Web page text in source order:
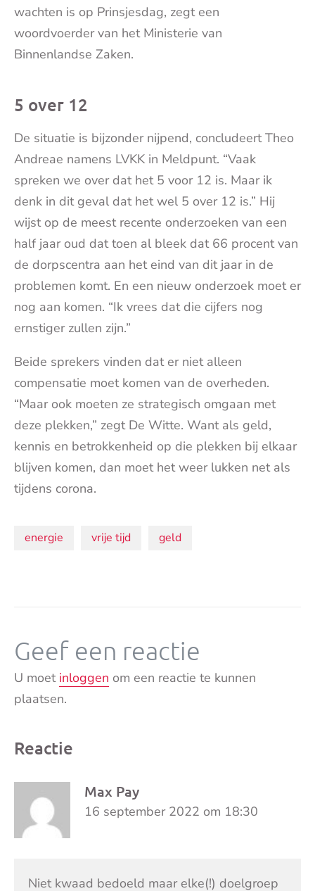
wachten is op Prinsjesdag, zegt een
woordvoerder van het Ministerie van
Binnenlandse Zaken.
5 over 12
De situatie is bijzonder nijpend, concludeert Theo
Andreae namens LVKK in Meldpunt. “Vaak
spreken we over dat het 5 voor 12 is. Maar ik
denk in dit geval dat het wel 5 over 12 is.” Hij
wijst op de meest recente onderzoeken van een
half jaar oud dat toen al bleek dat 66 procent van
de dorpscentra aan het eind van dit jaar in de
problemen komt. En een nieuw onderzoek moet er
nog aan komen. “Ik vrees dat die cijfers nog
ernstiger zullen zijn.”
Beide sprekers vinden dat er niet alleen
compensatie moet komen van de overheden.
“Maar ook moeten ze strategisch omgaan met
deze plekken,” zegt De Witte. Want als geld,
kennis en betrokkenheid op die plekken bij elkaar
blijven komen, dan moet het weer lukken net als
tijdens corona.
Onderwerpen:
energie vrije tijd geld
Geef een reactie
U moet inloggen om een reactie te kunnen
plaatsen.
Reactie
Max Pay
16 september 2022 om 18:30
Niet kwaad bedoeld maar elke(!) doelgroep